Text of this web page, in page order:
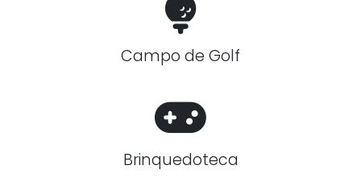
Campo de Golf
Brinquedoteca